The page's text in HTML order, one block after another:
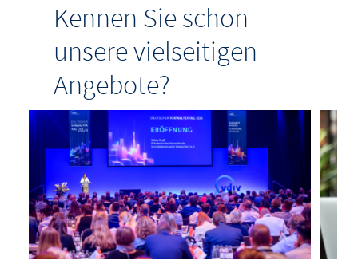
Kennen Sie schon
unsere vielseitigen
Angebote?